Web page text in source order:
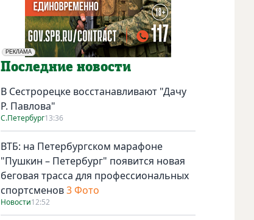
РЕКЛАМА
Социальная реклама
Последние новости
В Сестрорецке восстанавливают "Дачу
Р. Павлова"
С.Петербург13:36
ВТБ: на Петербургском марафоне
"Пушкин – Петербург" появится новая
беговая трасса для профессиональных
спортсменов3 Фото
Новости12:52